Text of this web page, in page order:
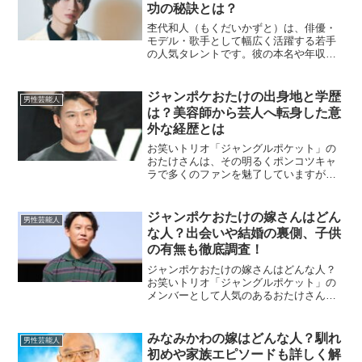
功の秘訣とは？
杢代和人（もくだいかずと）は、俳優・
モデル・歌手として幅広く活躍する若手
の人気タレントです。彼の本名や年収に
お伝えします。杢代和人の本名は？杢代
和人という名前は、芸名で...
男性芸能人
ジャンポケおたけの出身地と学歴
は？美容師から芸人へ転身した意
外な経歴とは
お笑いトリオ「ジャングルポケット」の
おたけさんは、その明るくポンコツキャ
ラで多くのファンを魅了していますが、
時代や経歴について深掘りしていきま
す。おたけの出身地はどこ？...
男性芸能人
ジャンポケおたけの嫁さんはどん
な人？出会いや結婚の裏側、子供
の有無も徹底調査！
ジャンポケおたけの嫁さんはどんな人？
お笑いトリオ「ジャングルポケット」の
メンバーとして人気のあるおたけさん。
す。おたけさんの嫁さんは「カオリ」と
いう名前（仮名）で、元キ...
男性芸能人
みなみかわの嫁はどんな人？馴れ
初めや家族エピソードも詳しく解